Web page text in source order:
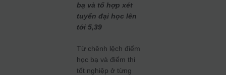
bạ và tổ hợp xét
tuyển đại học lên
tới 5,39
Từ chênh lệch điểm
học bạ và điểm thi
tốt nghiệp ở từng